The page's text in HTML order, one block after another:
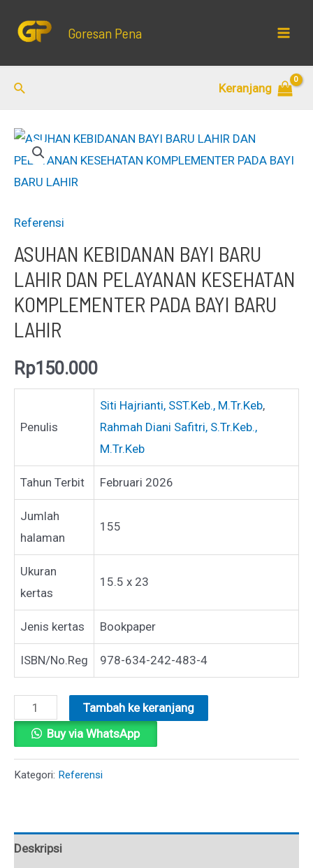
Goresan Pena
Cari Keranjang
Referensi
ASUHAN KEBIDANAN BAYI BARU
LAHIR DAN PELAYANAN KESEHATAN
KOMPLEMENTER PADA BAYI BARU
LAHIR
Rp150.000
Penulis
Siti Hajrianti, SST.Keb., M.Tr.Keb,
Rahmah Diani Safitri, S.Tr.Keb.,
M.Tr.Keb
Tahun Terbit Februari 2026
Jumlah
halaman
155
Ukuran
kertas
15.5 x 23
Jenis kertas Bookpaper
ISBN/No.Reg 978-634-242-483-4
Kuantitas
ASUHAN
KEBIDANAN
BAYI
DAN
PELAYANAN
Tambah ke keranjang
Buy via WhatsApp
Kategori: Referensi
Deskripsi